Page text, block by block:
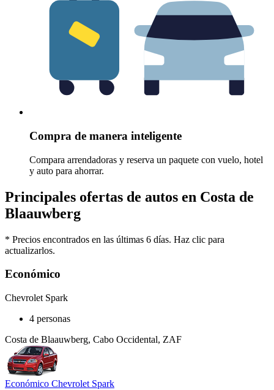
Compra de manera inteligente
Compara arrendadoras y reserva un paquete con vuelo, hotel
y auto para ahorrar.
Principales ofertas de autos en Costa de
Blaauwberg
* Precios encontrados en las últimas 6 días. Haz clic para
actualizarlos.
Económico
Chevrolet Spark
4 personas
Costa de Blaauwberg, Cabo Occidental, ZAF
Económico Chevrolet Spark